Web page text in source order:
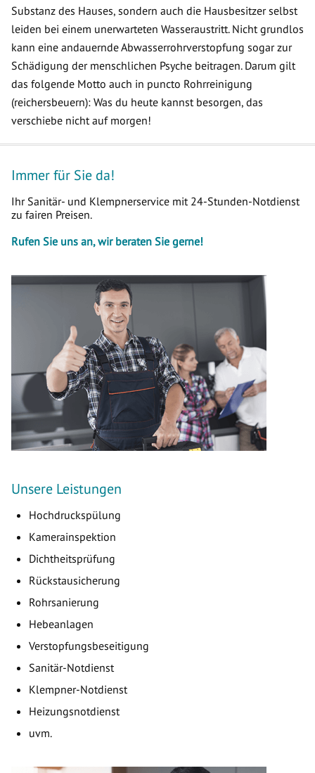
Substanz des Hauses, sondern auch die Hausbesitzer selbst
leiden bei einem unerwarteten Wasseraustritt. Nicht grundlos
kann eine andauernde Abwasserrohrverstopfung sogar zur
Schädigung der menschlichen Psyche beitragen. Darum gilt
das folgende Motto auch in puncto Rohrreinigung
(reichersbeuern): Was du heute kannst besorgen, das
verschiebe nicht auf morgen!
Immer für Sie da!
Ihr Sanitär- und Klempnerservice mit 24-Stunden-Notdienst
zu fairen Preisen.
Rufen Sie uns an, wir beraten Sie gerne!
Unsere Leistungen
Hochdruckspülung
Kamerainspektion
Dichtheitsprüfung
Rückstausicherung
Rohrsanierung
Hebeanlagen
Verstopfungsbeseitigung
Sanitär-Notdienst
Klempner-Notdienst
Heizungsnotdienst
uvm.